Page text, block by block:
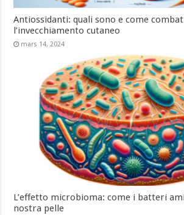
Antiossidanti: quali sono e come
l’invecchiamento cutaneo
mars 14, 2024
L’effetto microbioma: come i batteri
nostra pelle